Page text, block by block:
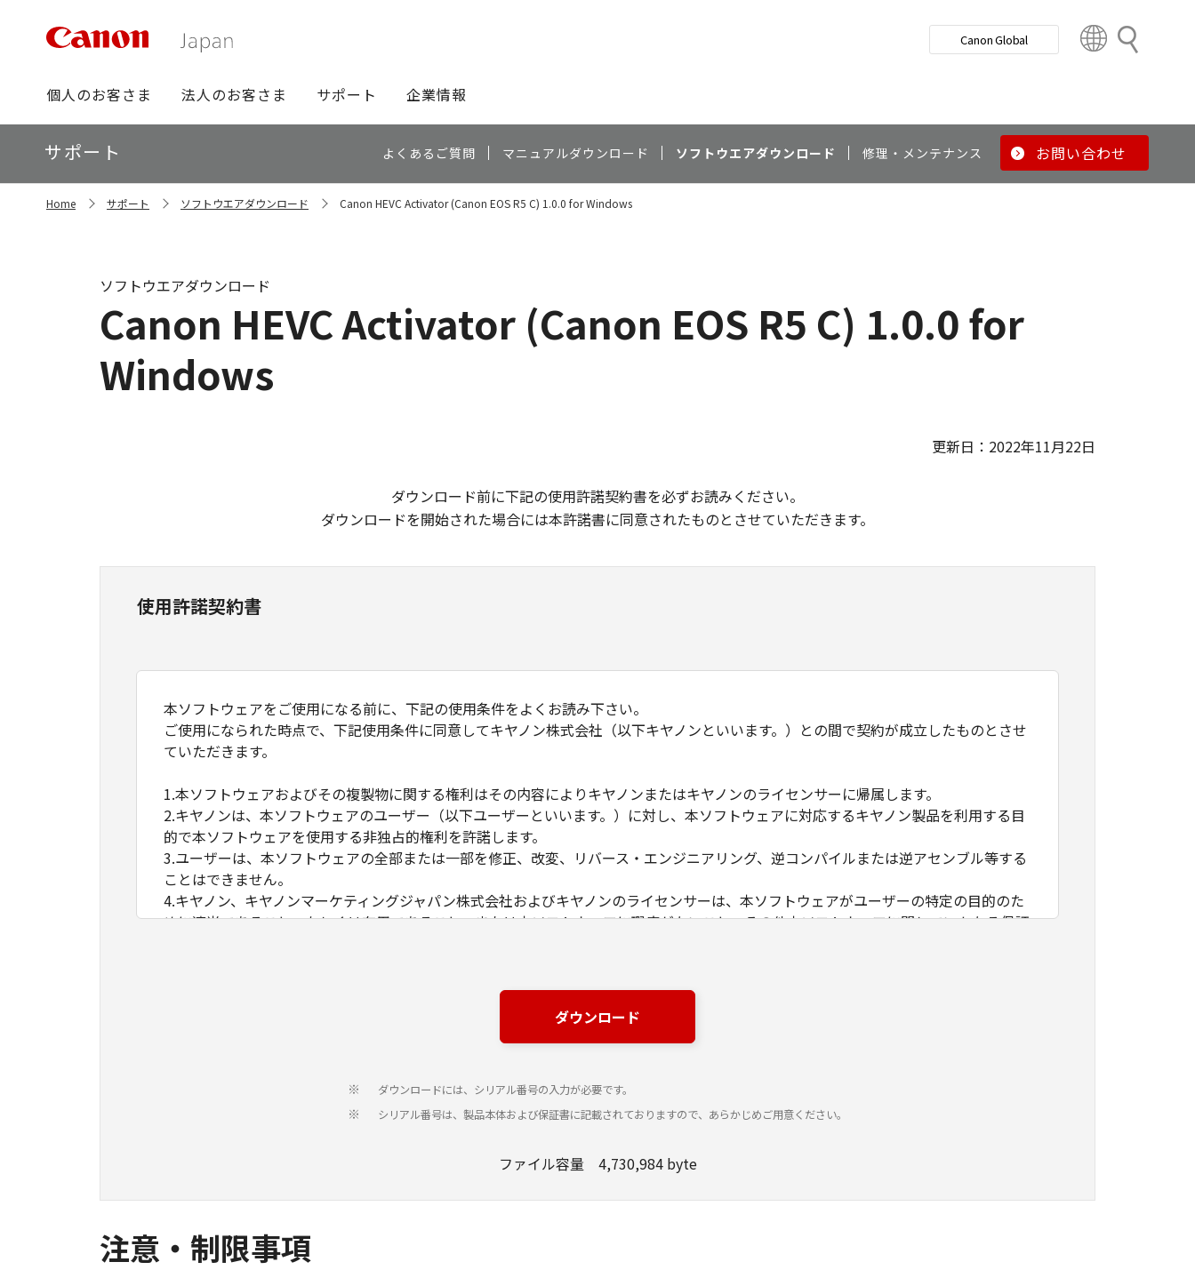
検
グ
ロ
ー
バ
ビ
個人のお客さま 法人のお客さま サポート 企業情報
Canon Global
t
y
ロ
ー
カ
ル
サポート よくあるご質問 マニュアルダウンロード ソフトウエアダウンロード 修理・メンテナンス お問い合わせ
Home サポート ソフトウエアダウンロード Canon HEVC Activator (Canon EOS R5 C) 1.0.0 for Windows
Canon HEVC Activator (Canon EOS R5 C) 1.0.0 for
Windows
ソフトウエアダウンロード
更新日：2022年11月22日
ダウンロード前に下記の使用許諾契約書を必ずお読みください。
ダウンロードを開始された場合には本許諾書に同意されたものとさせていただきます。
使用許諾契約書
本ソフトウェアをご使用になる前に、下記の使用条件をよくお読み下さい。
ご使用になられた時点で、下記使用条件に同意してキヤノン株式会社（以下キヤノンといいます。）との間で契約が成立したものとさせ
ていただきます。
1.本ソフトウェアおよびその複製物に関する権利はその内容によりキヤノンまたはキヤノンのライセンサーに帰属します。
2.キヤノンは、本ソフトウェアのユーザー（以下ユーザーといいます。）に対し、本ソフトウェアに対応するキヤノン製品を利用する目
的で本ソフトウェアを使用する非独占的権利を許諾します。
3.ユーザーは、本ソフトウェアの全部または一部を修正、改変、リバース・エンジニアリング、逆コンパイルまたは逆アセンブル等する
ことはできません。
4.キヤノン、キヤノンマーケティングジャパン株式会社およびキヤノンのライセンサーは、本ソフトウェアがユーザーの特定の目的のた
めに適当であること、もしくは有用であること、または本ソフトウェアに瑕疵がないこと、その他本ソフトウェアに関していかなる保証
生ずる直接的または間接的な損失、損害等について、いかなる場合においても一切の責任を負いません。
6.ユーザーは、日本国政府または該当国の政府より必要な許可等を得ることなしに、本ソフトウェアの全部または一部を、直接または間
ダウンロード
※ ダウンロードには、シリアル番号の入力が必要です。
※ シリアル番号は、製品本体および保証書に記載されておりますので、あらかじめご用意ください。
ファイル容量 4,730,984 byte
注意・制限事項